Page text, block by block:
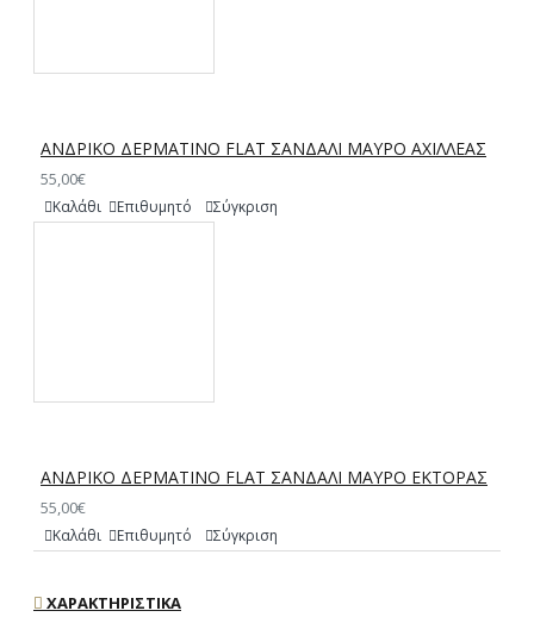
ΑΝΔΡΙΚΟ ΔΕΡΜΑΤΙΝΟ FLAT ΣΑΝΔΑΛΙ ΜΑΥΡΟ ΑΧΙΛΛΕΑΣ
55,00€
Καλάθι Επιθυμητό Σύγκριση
ΑΝΔΡΙΚΟ ΔΕΡΜΑΤΙΝΟ FLAT ΣΑΝΔΑΛΙ ΜΑΥΡΟ ΕΚΤΟΡΑΣ
55,00€
Καλάθι Επιθυμητό Σύγκριση
ΧΑΡΑΚΤΗΡΙΣΤΙΚΆ